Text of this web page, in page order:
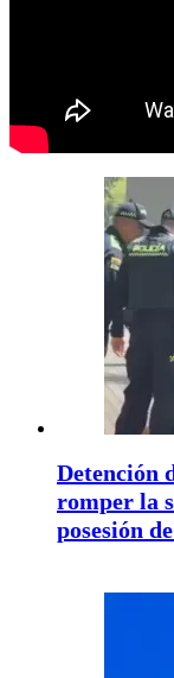
Detención
romper la
posesión